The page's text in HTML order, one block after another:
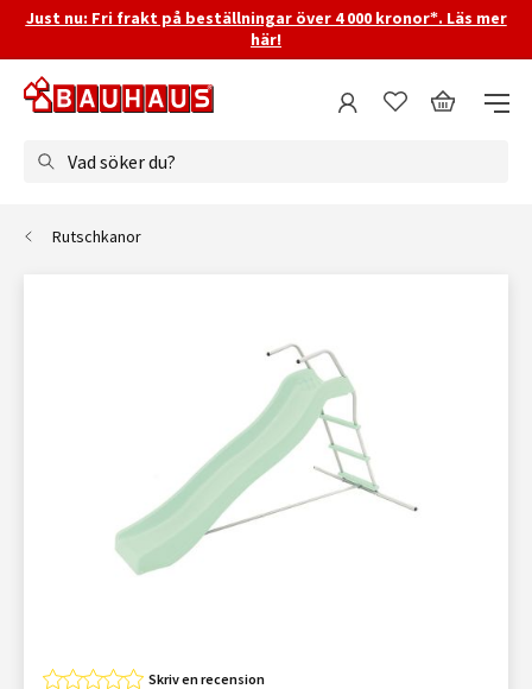
Just nu: Fri frakt på beställningar över 4 000 kronor*. Läs mer
här!
Vad söker du?
Rutschkanor
Skriv en recension